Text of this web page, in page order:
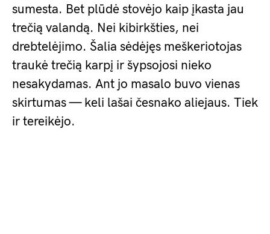
sumesta. Bet plūdė stovėjo kaip įkasta jau
trečią valandą. Nei kibirkšties, nei
drebtelėjimo. Šalia sėdėjęs meškeriotojas
traukė trečią karpį ir šypsojosi nieko
nesakydamas. Ant jo masalo buvo vienas
skirtumas — keli lašai česnako aliejaus. Tiek
ir tereikėjo.